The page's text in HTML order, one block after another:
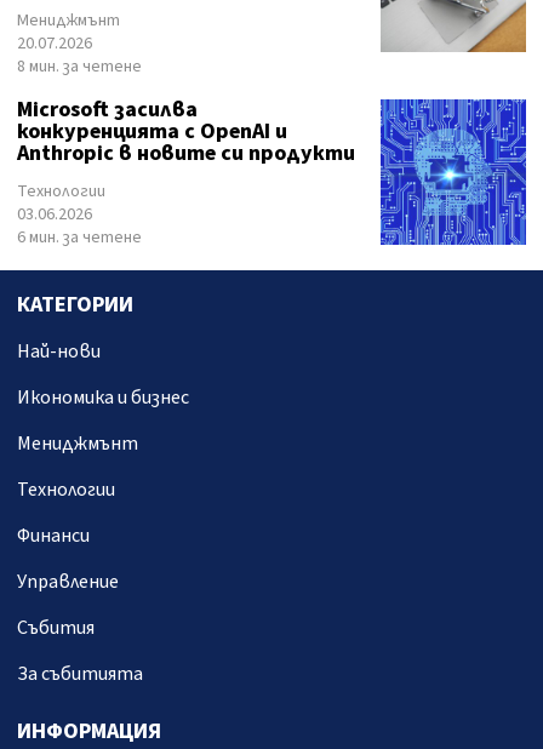
Мениджмънт
20.07.2026
8 мин. за четене
Microsoft засилва
конкуренцията с OpenAI и
Anthropic в новите си продукти
Технологии
03.06.2026
6 мин. за четене
КАТЕГОРИИ
Най-нови
Икономика и бизнес
Мениджмънт
Технологии
Финанси
Управление
Събития
За събитията
ИНФОРМАЦИЯ